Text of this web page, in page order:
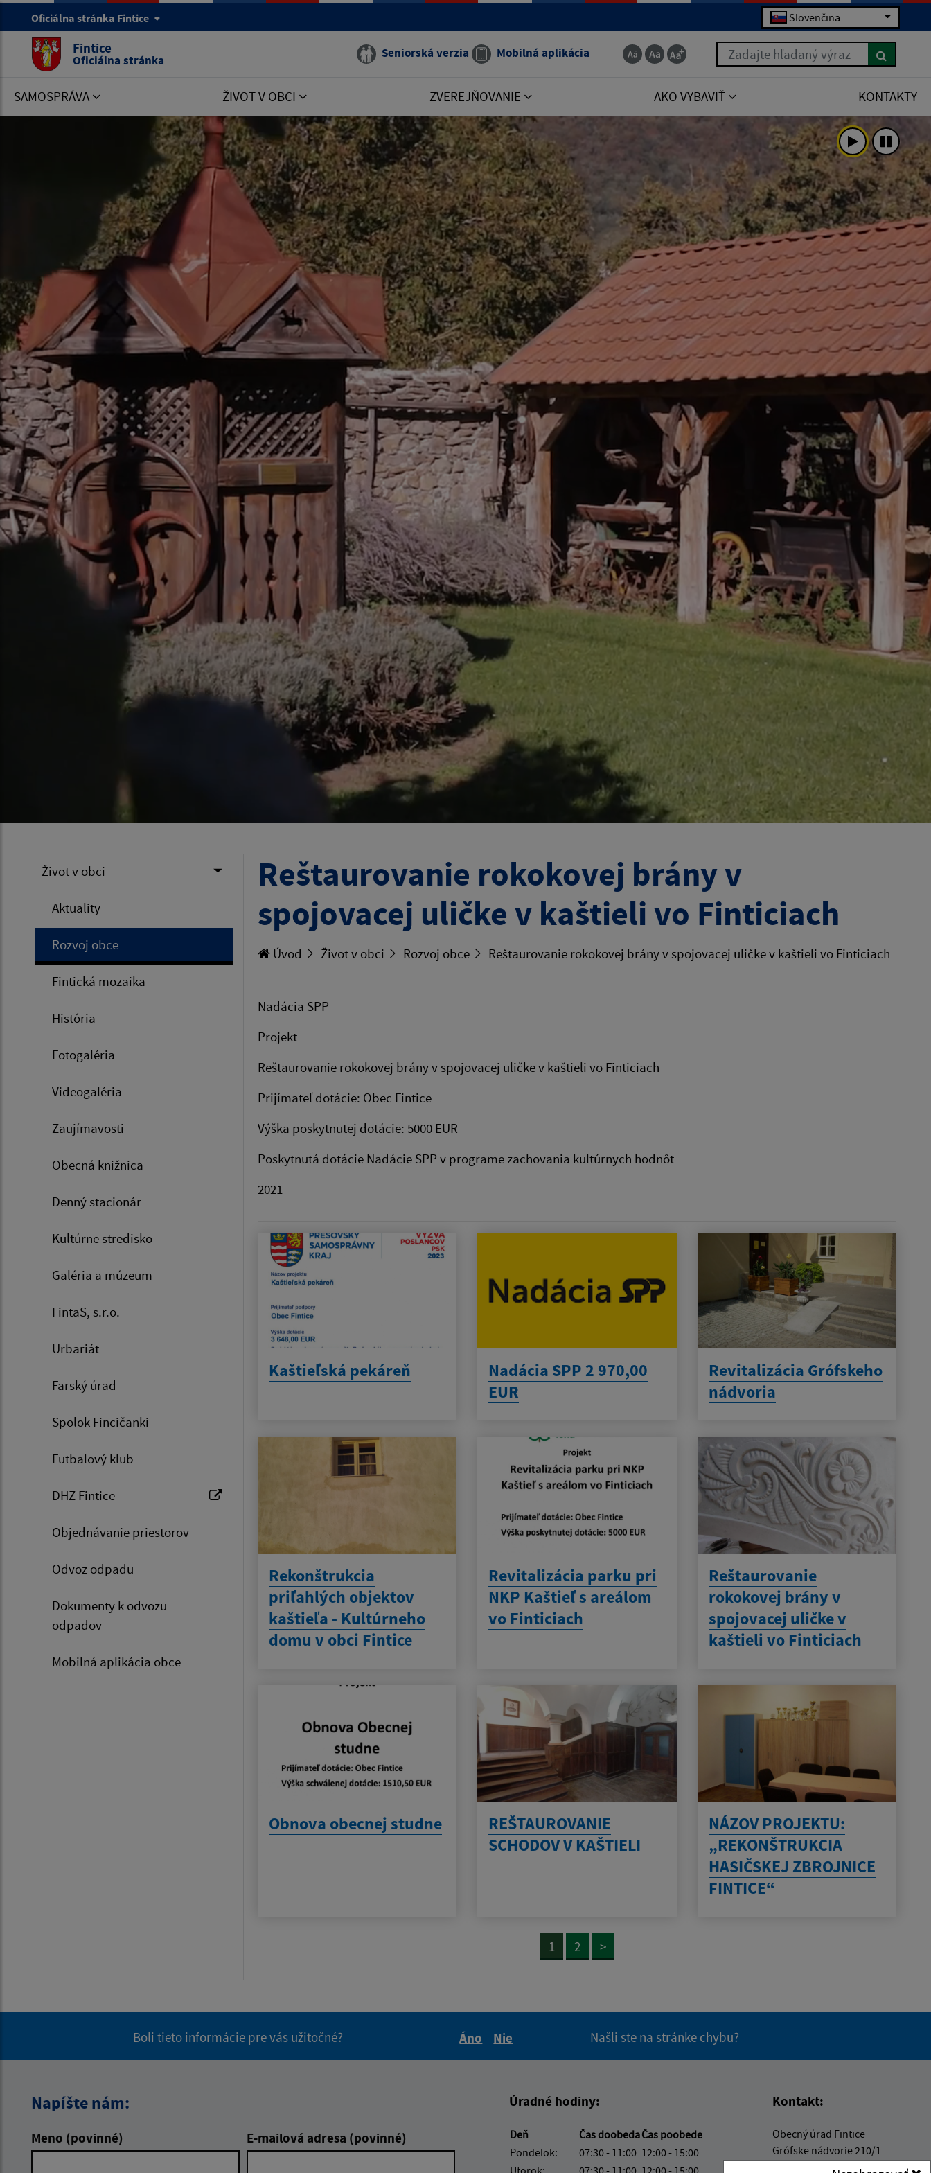
Oficiálna stránka Fintice Slovenčina
Fintice
Oficiálna stránka Seniorská verzia Mobilná aplikácia Zadajte hľadaný výraz
SAMOSPRÁVA ŽIVOT V OBCI ZVEREJŇOVANIE AKO VYBAVIŤ KONTAKTY
Život v obci
Aktuality
Rozvoj obce
Fintická mozaika
História
Fotogaléria
Videogaléria
Zaujímavosti
Obecná knižnica
Denný stacionár
Kultúrne stredisko
Galéria a múzeum
FintaS, s.r.o.
Urbariát
Farský úrad
Spolok Fincičanki
Futbalový klub
DHZ Fintice
Objednávanie priestorov
Odvoz odpadu
Dokumenty k odvozu
odpadov
Mobilná aplikácia obce
Reštaurovanie rokokovej brány v
spojovacej uličke v kaštieli vo Finticiach
Úvod Život v obci Rozvoj obce Reštaurovanie rokokovej brány v spojovacej uličke v kaštieli vo Finticiach
Nadácia SPP
Projekt
Reštaurovanie rokokovej brány v spojovacej uličke v kaštieli vo Finticiach
Prijímateľ dotácie: Obec Fintice
Výška poskytnutej dotácie: 5000 EUR
Poskytnutá dotácie Nadácie SPP v programe zachovania kultúrnych hodnôt
2021
Kaštieľská pekáreň
Nadácia SPP 2 970,00
EUR
Revitalizácia Grófskeho
nádvoria
Rekonštrukcia
priľahlých objektov
kaštieľa - Kultúrneho
domu v obci Fintice
Revitalizácia parku pri
NKP Kaštieľ s areálom
vo Finticiach
Reštaurovanie
rokokovej brány v
spojovacej uličke v
kaštieli vo Finticiach
Obnova obecnej studne
REŠTAUROVANIE
SCHODOV V KAŠTIELI
NÁZOV PROJEKTU:
„REKONŠTRUKCIA
HASIČSKEJ ZBROJNICE
FINTICE“
1 2 >
Boli tieto informácie pre vás užitočné?
Áno
Nie
Našli ste na stránke chybu?
Napíšte nám:
Meno (povinné) E-mailová adresa (povinné)
Úradné hodiny:
Deň Čas doobedaČas poobede
Pondelok:
07:30 - 11:00 12:00 - 15:00
Utorok:
07:30 - 11:00 12:00 - 15:00
Kontakt:
Obecný úrad Fintice
Grófske nádvorie 210/1
082 16 Fintice